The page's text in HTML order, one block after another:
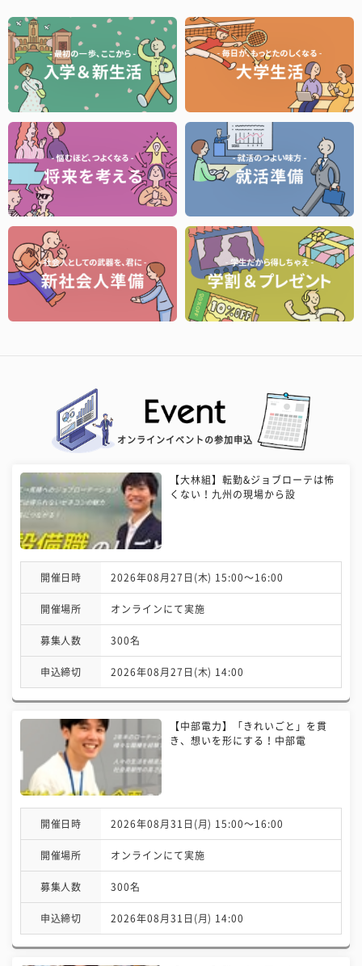
オンラインイベントの参加申込
【大林組】転勤&ジョブローテは怖
くない！九州の現場から設
開催日時 2026年08月27日(木) 15:00〜16:00
開催場所 オンラインにて実施
募集人数 300名
申込締切 2026年08月27日(木) 14:00
【中部電力】「きれいごと」を貫
き、想いを形にする！中部電
開催日時 2026年08月31日(月) 15:00〜16:00
開催場所 オンラインにて実施
募集人数 300名
申込締切 2026年08月31日(月) 14:00